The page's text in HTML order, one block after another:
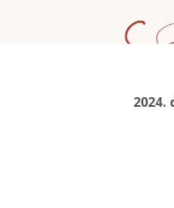
2024.